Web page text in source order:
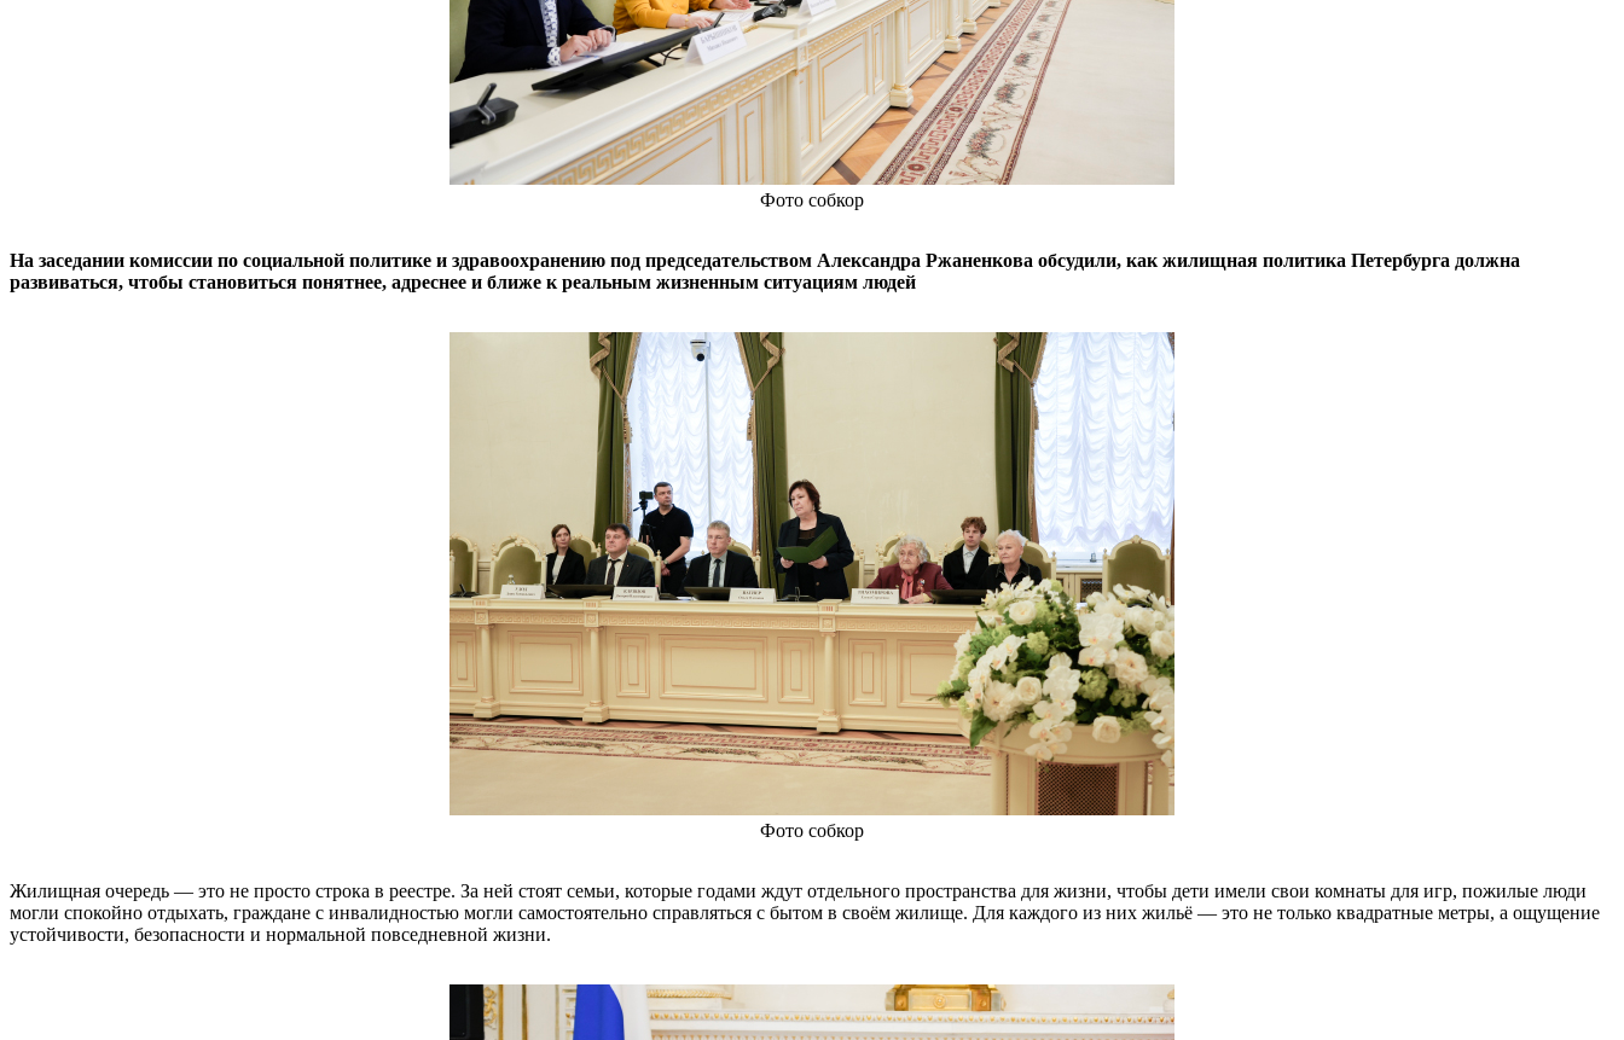
Фото собкор
На заседании комиссии по социальной политике и здравоохранению под председательством Александра Ржаненкова обсудили, как жилищная политика Петербурга должна
развиваться, чтобы становиться понятнее, адреснее и ближе к реальным жизненным ситуациям людей
Фото собкор
Жилищная очередь — это не просто строка в реестре. За ней стоят семьи, которые годами ждут отдельного пространства для жизни, чтобы дети имели свои комнаты для игр, пожилые люди
могли спокойно отдыхать, граждане с инвалидностью могли самостоятельно справляться с бытом в своём жилище. Для каждого из них жильё — это не только квадратные метры, а ощущение
устойчивости, безопасности и нормальной повседневной жизни.